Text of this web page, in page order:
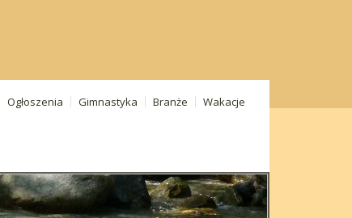
Ogłoszenia Gimnastyka Branże Wakacje